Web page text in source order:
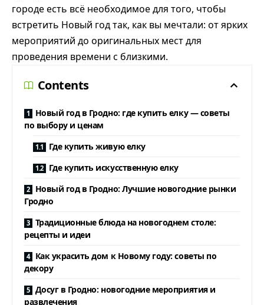
городе есть всё необходимое для того, чтобы
встретить Новый год так, как вы мечтали: от ярких
мероприятий до оригинальных мест для
проведения времени с близкими.
Contents
Новый год в Гродно: где купить елку — советы
по выбору и ценам
Где купить живую елку
Где купить искусственную елку
Новый год в Гродно: Лучшие новогодние рынки
Гродно
Традиционные блюда на новогоднем столе:
рецепты и идеи
Как украсить дом к Новому году: советы по
декору
Досуг в Гродно: новогодние мероприятия и
развлечения